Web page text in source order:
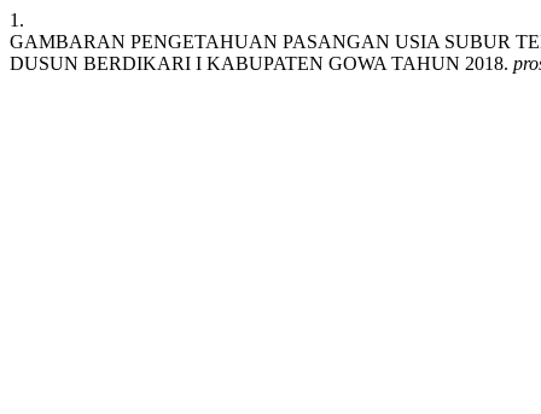
1.
GAMBARAN PENGETAHUAN PASANGAN USIA SUBUR
DUSUN BERDIKARI I KABUPATEN GOWA TAHUN 2018.